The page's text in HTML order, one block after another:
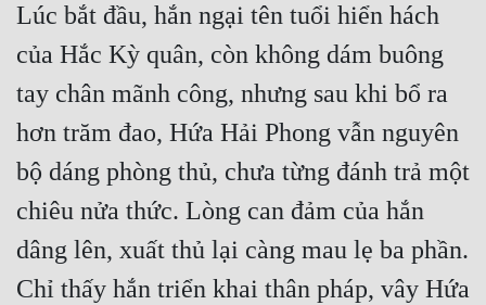
Lúc bắt đầu, hắn ngại tên tuổi hiển hách
của Hắc Kỳ quân, còn không dám buông
tay chân mãnh công, nhưng sau khi bổ ra
hơn trăm đao, Hứa Hải Phong vẫn nguyên
bộ dáng phòng thủ, chưa từng đánh trả một
chiêu nửa thức. Lòng can đảm của hắn
dâng lên, xuất thủ lại càng mau lẹ ba phần.
Chỉ thấy hắn triển khai thân pháp, vây Hứa